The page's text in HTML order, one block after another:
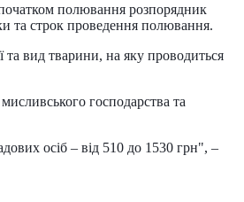
полювання розпорядник
та строк проведення полювання.
та вид тварини, на яку проводиться
господарства та
осіб – від 510 до 1530 грн", –